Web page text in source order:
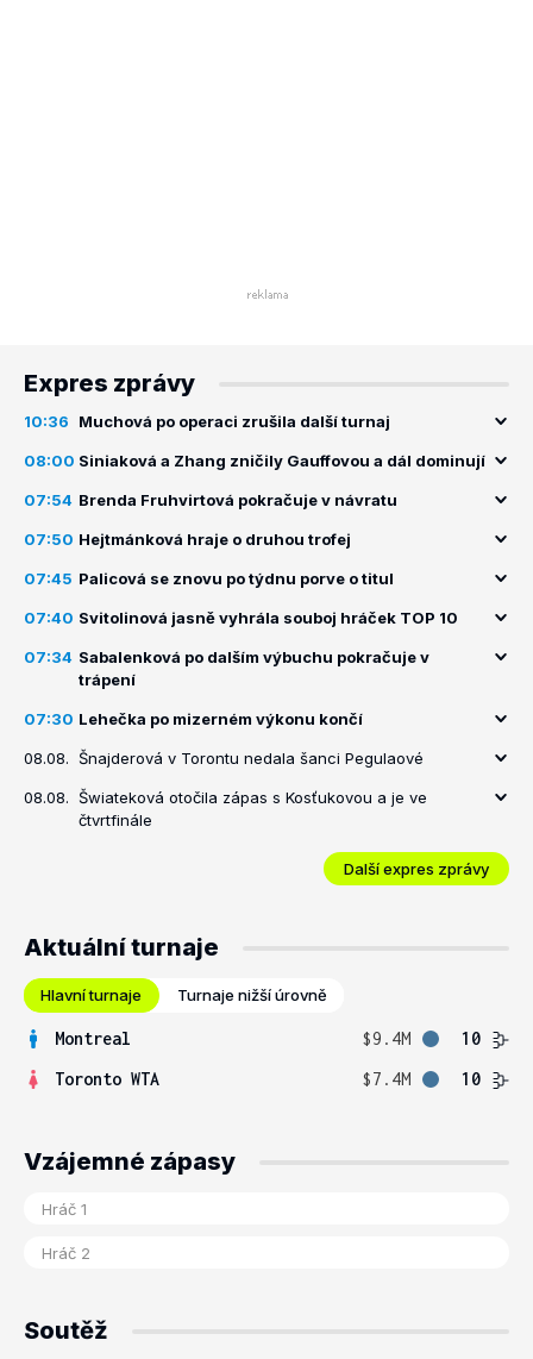
Expres zprávy
10:36 Muchová po operaci zrušila další turnaj
08:00 Siniaková a Zhang zničily Gauffovou a dál dominují
07:54 Brenda Fruhvirtová pokračuje v návratu
07:50 Hejtmánková hraje o druhou trofej
07:45 Palicová se znovu po týdnu porve o titul
07:40 Svitolinová jasně vyhrála souboj hráček TOP 10
07:34 Sabalenková po dalším výbuchu pokračuje v
trápení
07:30 Lehečka po mizerném výkonu končí
08.08. Šnajderová v Torontu nedala šanci Pegulaové
08.08. Šwiateková otočila zápas s Kosťukovou a je ve
čtvrtfinále
Další expres zprávy
Aktuální turnaje
Hlavní turnaje Turnaje nižší úrovně
Montreal $9.4M
10
Toronto WTA
$7.4M 10
Vzájemné zápasy
Soutěž